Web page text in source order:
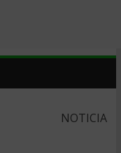
NOTICIA